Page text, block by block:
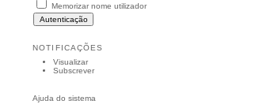
Memorizar nome utilizador
NOTIFICAÇÕES
Visualizar
Subscrever
Ajuda do sistema